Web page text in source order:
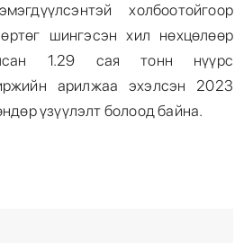
холбоотойгоор
шингэсэн хил нөхцөлөөр
1.29 сая тонн нүүрс
арилжаа эхэлсэн 2023
үзүүлэлт болоод байна.